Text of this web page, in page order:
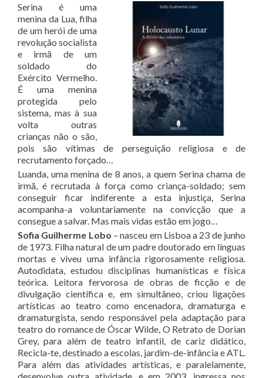
Serina é uma
menina da Lua, filha
de um herói de uma
revolução socialista
e irmã de um
soldado do
Exército Vermelho.
É uma menina
protegida pelo
sistema, mas à sua
volta outras
crianças não o são,
pois são vítimas de perseguição religiosa e de
recrutamento forçado…
Luanda, uma menina de 8 anos, a quem Serina chama de
irmã, é recrutada à força como criança-soldado; sem
conseguir ficar indiferente a esta injustiça, Serina
acompanha-a voluntariamente na convicção que a
consegue a salvar. Mas mais vidas estão em jogo…
Sofia Guilherme Lobo – nasceu em Lisboa a 23 de junho
de 1973. Filha natural de um padre doutorado em línguas
mortas e viveu uma infância rigorosamente religiosa.
Autodidata, estudou disciplinas humanísticas e física
teórica. Leitora fervorosa de obras de ficção e de
divulgação científica e, em simultâneo, criou ligações
artísticas ao teatro como encenadora, dramaturga e
dramaturgista, sendo responsável pela adaptação para
teatro do romance de Óscar Wilde, O Retrato de Dorian
Grey, para além de teatro infantil, de cariz didático,
Recicla-te, destinado a escolas, jardim-de-infância e ATL.
Para além das atividades artísticas, e paralelamente,
desenvolve outra atividade, e em 2003, ingressa nos